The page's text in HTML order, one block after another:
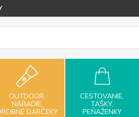
OUTDOOR,
NÁRADIE,
DARČEKY
CESTOVANIE,
TAŠKY,
PEŇAŽENKY